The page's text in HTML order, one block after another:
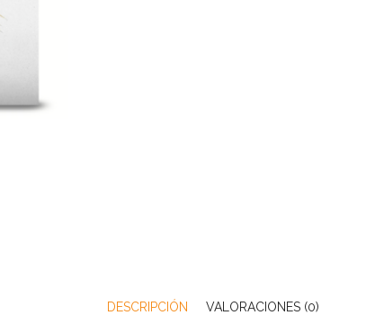
DESCRIPCIÓN VALORACIONES (0)